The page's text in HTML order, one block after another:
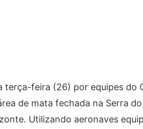
terça-feira (26) por equipes do
de mata fechada na Serra
Utilizando aeronaves